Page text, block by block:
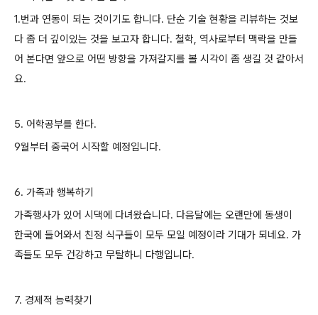
1.번과 연동이 되는 것이기도 합니다. 단순 기술 현황을 리뷰하는 것보
다 좀 더 깊이있는 것을 보고자 합니다. 철학, 역사로부터 맥락을 만들
어 본다면 앞으로 어떤 방향을 가져갈지를 볼 시각이 좀 생길 것 같아서
요.
5. 어학공부를 한다.
9월부터 중국어 시작할 예정입니다.
6. 가족과 행복하기
가족행사가 있어 시댁에 다녀왔습니다. 다음달에는 오랜만에 동생이
한국에 들어와서 친정 식구들이 모두 모일 예정이라 기대가 되네요. 가
족들도 모두 건강하고 무탈하니 다행입니다.
7. 경제적 능력찾기